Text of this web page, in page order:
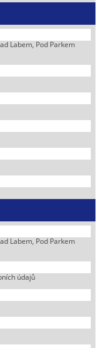
Labem, Pod Parkem
Labem, Pod Parkem
údajů